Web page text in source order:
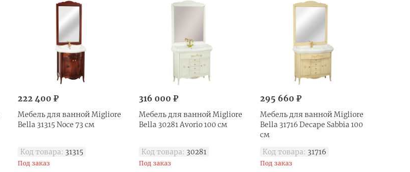
222 400 ₽
Мебель для ванной Migliore
Bella 31315 Noce 73 см
Код товара: 31315
Под заказ
316 000 ₽
Мебель для ванной Migliore
Bella 30281 Avorio 100 см
Код товара: 30281
Под заказ
295 660 ₽
Мебель для ванной Migliore
Bella 31716 Decape Sabbia 100
см
Код товара: 31716
Под заказ